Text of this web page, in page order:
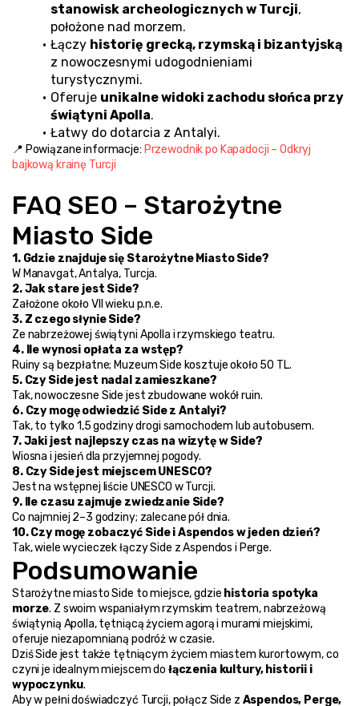
stanowisk archeologicznych w Turcji,
położone nad morzem.
Łączy historię grecką, rzymską i bizantyjską
z nowoczesnymi udogodnieniami
turystycznymi.
Oferuje unikalne widoki zachodu słońca przy
świątyni Apolla.
Łatwy do dotarcia z Antalyi.
📍 Powiązane informacje: Przewodnik po Kapadocji – Odkryj
bajkową krainę Turcji
FAQ SEO – Starożytne
Miasto Side
1. Gdzie znajduje się Starożytne Miasto Side?
W Manavgat, Antalya, Turcja.
2. Jak stare jest Side?
Założone około VII wieku p.n.e.
3. Z czego słynie Side?
Ze nabrzeżowej świątyni Apolla i rzymskiego teatru.
4. Ile wynosi opłata za wstęp?
Ruiny są bezpłatne; Muzeum Side kosztuje około 50 TL.
5. Czy Side jest nadal zamieszkane?
Tak, nowoczesne Side jest zbudowane wokół ruin.
6. Czy mogę odwiedzić Side z Antalyi?
Tak, to tylko 1,5 godziny drogi samochodem lub autobusem.
7. Jaki jest najlepszy czas na wizytę w Side?
Wiosna i jesień dla przyjemnej pogody.
8. Czy Side jest miejscem UNESCO?
Jest na wstępnej liście UNESCO w Turcji.
9. Ile czasu zajmuje zwiedzanie Side?
Co najmniej 2–3 godziny; zalecane pół dnia.
10. Czy mogę zobaczyć Side i Aspendos w jeden dzień?
Tak, wiele wycieczek łączy Side z Aspendos i Perge.
Podsumowanie
Starożytne miasto Side to miejsce, gdzie historia spotyka
morze. Z swoim wspaniałym rzymskim teatrem, nabrzeżową
świątynią Apolla, tętniącą życiem agorą i murami miejskimi,
oferuje niezapomnianą podróż w czasie.
Dziś Side jest także tętniącym życiem miastem kurortowym, co
czyni je idealnym miejscem do łączenia kultury, historii i
wypoczynku.
Aby w pełni doświadczyć Turcji, połącz Side z Aspendos, Perge,